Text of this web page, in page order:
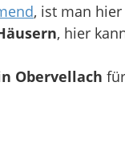
, ist man
, hier
Obervellach